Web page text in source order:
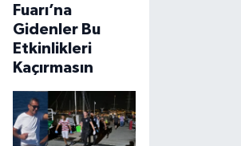
Fuarı’na
Gidenler Bu
Etkinlikleri
Kaçırmasın